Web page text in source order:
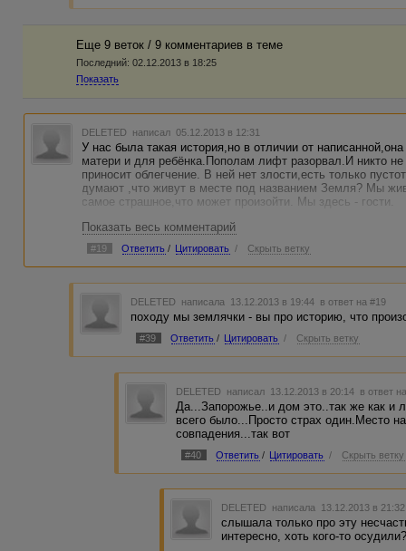
Еще 9 веток / 9 комментариев в темe
Последний: 02.12.2013 в 18:25
Показать
DELETED написал 05.12.2013 в 12:31
У нас была такая история,но в отличии от
матери и для ребёнка.Пополам лифт разорвал.И никто
приносит облегчение. В ней нет злости,есть только
думают ,что живут в месте под названием Земля? Мы
самое страшное,что может произойти. Мы здесь - гости.
Показать весь комментарий
#19 Ответить / Цитировать / Скрыть ветку
DELETED написала 13.12.2013 в 19:44 в ответ на #19
походу мы землячки - вы про историю, что
#39 Ответить / Цитировать / Скрыть ветку
DELETED написал 13.12.2013 в 20:14 в ответ
Да...Запорожье..и дом это..так же как и
всего было...Просто страх один.Место
совпадения...так вот
#40 Ответить / Цитировать / Скрыть ветку
DELETED написала 13.12.2013 в
слышала только про эту
интересно, хоть кого-то